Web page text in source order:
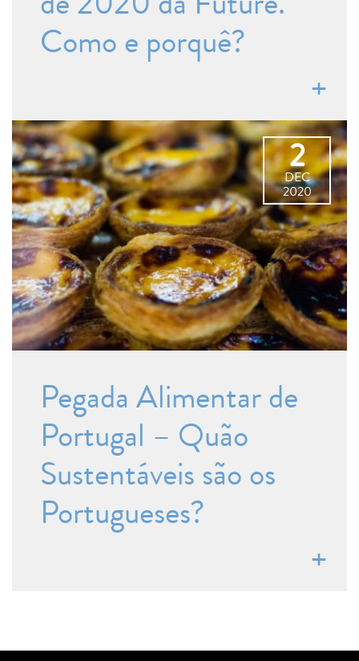
Como e porquê?
2
DEC
2020
Pegada Alimentar de
Portugal – Quão
Sustentáveis são os
Portugueses?